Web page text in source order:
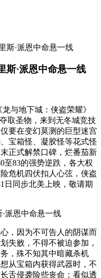
斯·派恩中命悬一线
斯·派恩中命悬一线
与地下城：侠盗荣耀》
取圣物，来到无冬城竞技
要在变幻莫测的巨型迷宫
宝箱怪、凝胶怪等花式怪
正式解禁口碑，烂番茄新
至83的强势逆跌，各大权
危机四伏扣人心弦，侠盗
日同步北美上映，敬请期
，因为不可告人的阴谋而
失败，不得不被迫参加，
，殊不知其中暗藏杀机
从宝箱内获得武器时，不
舌侵袭险些丧命；看似透